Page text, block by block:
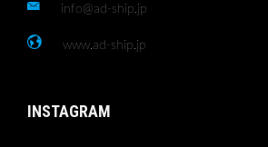
info@ad-ship.jp
www.ad-ship.jp
INSTAGRAM